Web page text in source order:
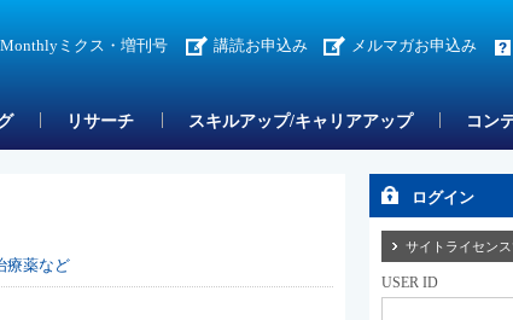
Monthlyミクス・増刊号 講読お申込み メルマガお申込み
リサーチ スキルアップ/キャリアアップ コン
療薬など
ログイン
サイトライセン
USER ID